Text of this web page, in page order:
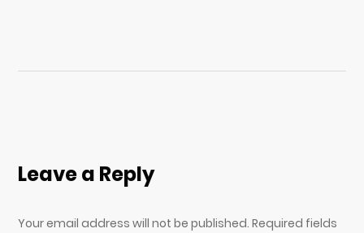
Leave a Reply
Your email address will not be published. Required fields